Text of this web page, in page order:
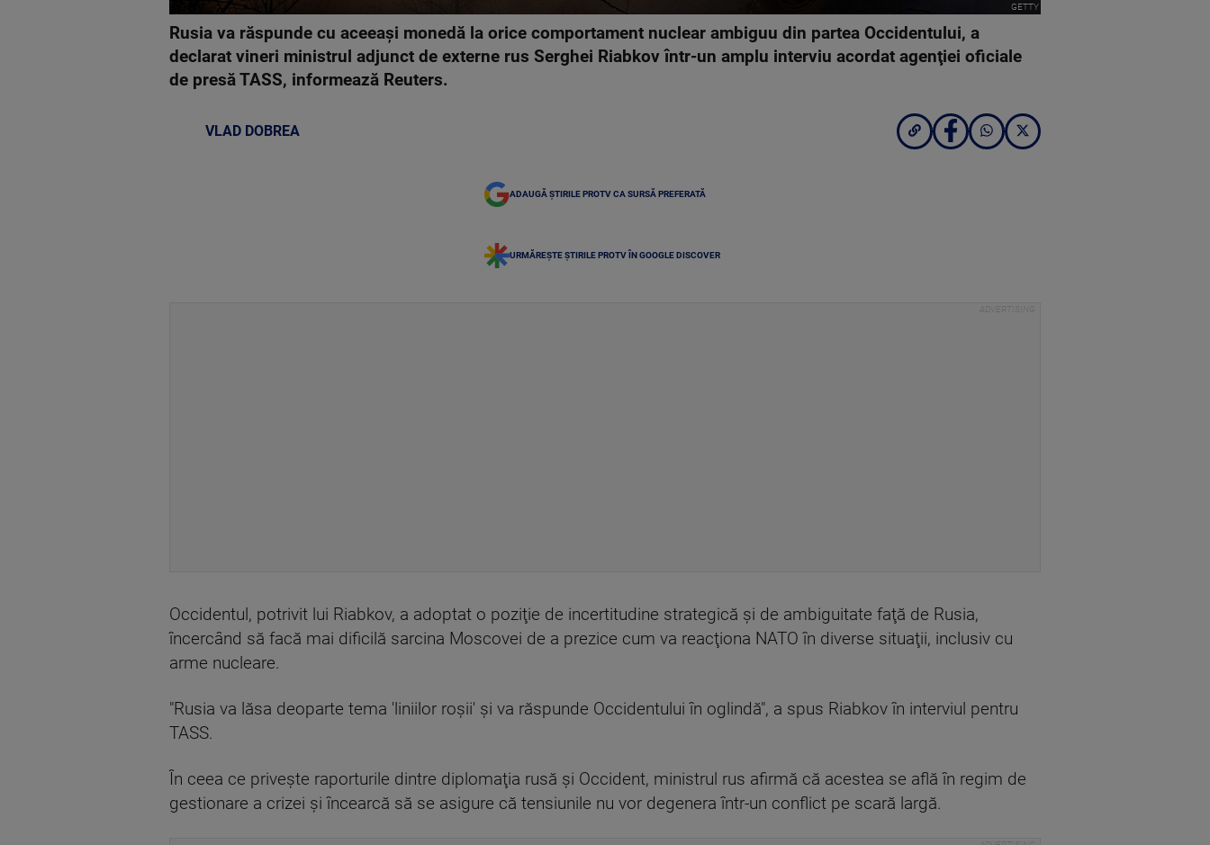
GETTY
Rusia va răspunde cu aceeaşi monedă la orice comportament nuclear ambiguu din partea Occidentului, a
declarat vineri ministrul adjunct de externe rus Serghei Riabkov într-un amplu interviu acordat agenţiei oficiale
de presă TASS, informează Reuters.
VLAD DOBREA
ADAUGĂ ȘTIRILE PROTV CA SURSĂ PREFERATĂ
URMĂREȘTE ȘTIRILE PROTV ÎN GOOGLE DISCOVER
Occidentul, potrivit lui Riabkov, a adoptat o poziţie de incertitudine strategică şi de ambiguitate faţă de Rusia,
încercând să facă mai dificilă sarcina Moscovei de a prezice cum va reacţiona NATO în diverse situaţii, inclusiv cu
arme nucleare.
"Rusia va lăsa deoparte tema 'liniilor roşii' şi va răspunde Occidentului în oglindă", a spus Riabkov în interviul pentru
TASS.
În ceea ce priveşte raporturile dintre diplomaţia rusă şi Occident, ministrul rus afirmă că acestea se află în regim de
gestionare a crizei şi încearcă să se asigure că tensiunile nu vor degenera într-un conflict pe scară largă.